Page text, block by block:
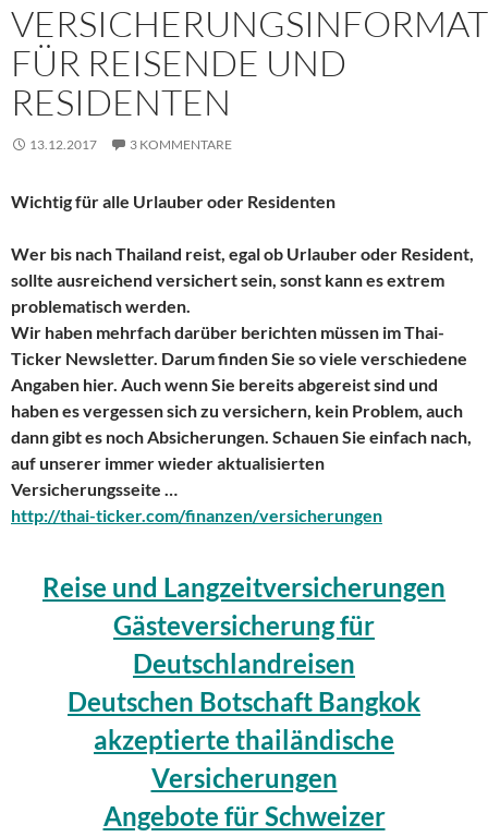
FÜR REISENDE UND
RESIDENTEN
13.12.2017 3 KOMMENTARE
Wichtig für alle Urlauber oder Residenten
Wer bis nach Thailand reist, egal ob Urlauber oder Resident,
sollte ausreichend versichert sein, sonst kann es extrem
problematisch werden.
Wir haben mehrfach darüber berichten müssen im Thai-
Ticker Newsletter. Darum finden Sie so viele verschiedene
Angaben hier. Auch wenn Sie bereits abgereist sind und
haben es vergessen sich zu versichern, kein Problem, auch
dann gibt es noch Absicherungen. Schauen Sie einfach nach,
auf unserer immer wieder aktualisierten
Versicherungsseite …
http://thai-ticker.com/finanzen/versicherungen
Reise und Langzeitversicherungen
Gästeversicherung für
Deutschlandreisen
Deutschen Botschaft Bangkok
akzeptierte thailändische
Versicherungen
Angebote für Schweizer